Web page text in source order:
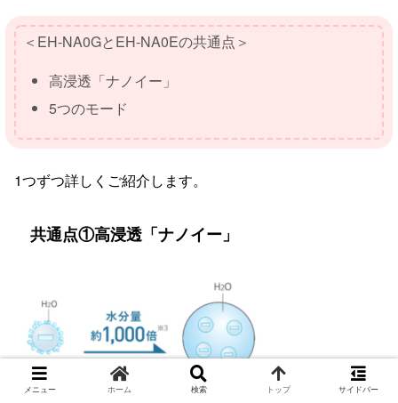
＜EH-NA0GとEH-NA0Eの共通点＞
高浸透「ナノイー」
5つのモード
1つずつ詳しくご紹介します。
共通点①高浸透「ナノイー」
メニュー ホーム 検索 トップ サイドバー